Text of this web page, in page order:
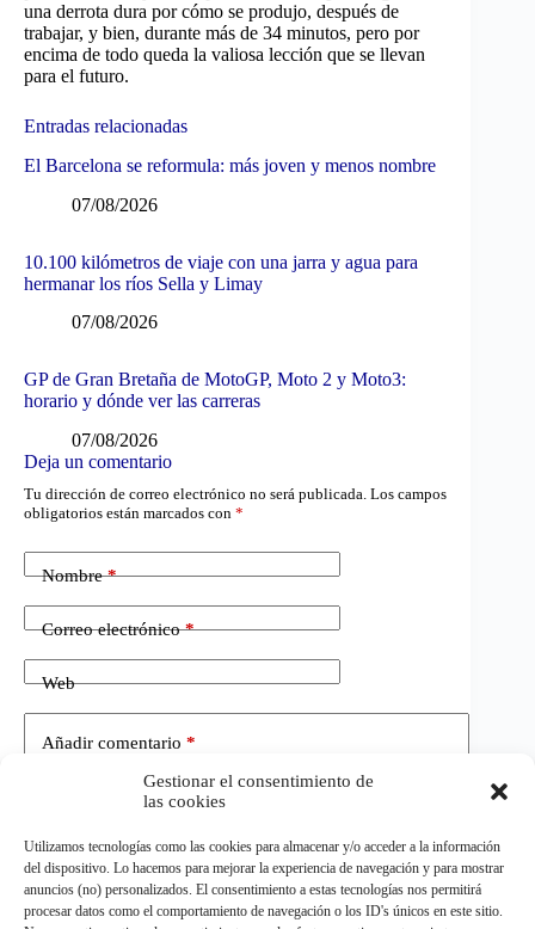
Gestionar el consentimiento de
las cookies
Utilizamos tecnologías como las cookies para almacenar y/o acceder a la información
del dispositivo. Lo hacemos para mejorar la experiencia de navegación y para mostrar
anuncios (no) personalizados. El consentimiento a estas tecnologías nos permitirá
procesar datos como el comportamiento de navegación o los ID's únicos en este sitio.
una derrota dura por cómo se produjo, después de
trabajar, y bien, durante más de 34 minutos, pero por
encima de todo queda la valiosa lección que se llevan
para el futuro.
Entradas relacionadas
El Barcelona se reformula: más joven y menos nombre
07/08/2026
10.100 kilómetros de viaje con una jarra y agua para
hermanar los ríos Sella y Limay
07/08/2026
GP de Gran Bretaña de MotoGP, Moto 2 y Moto3:
horario y dónde ver las carreras
07/08/2026
Deja un comentario
Tu dirección de correo electrónico no será publicada. Los campos
obligatorios están marcados con *
Nombre*
Correo electrónico*
Web
Añadir comentario *